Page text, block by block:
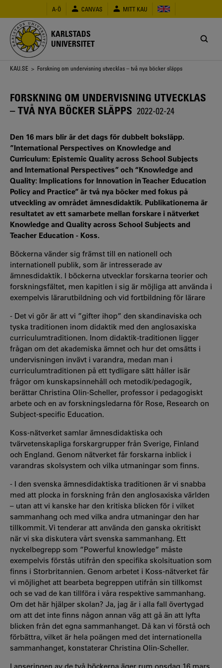
huvudinnehåll
A-Ö CANVAS MITT KAU
KARLSTADS
UNIVERSITET
Länkstig
KAU.SE > Forskning om undervisning utvecklas – två nya böcker släpps
FORSKNING OM UNDERVISNING UTVECKLAS
– TVÅ NYA BÖCKER SLÄPPS 2022-02-24
Den 16 mars blir är det dags för dubbelt boksläpp.
”International Perspectives on Knowledge and
Curriculum: Epistemic Quality across School Subjects
and International Perspectives” och “Knowledge and
Quality: Implications for Innovation in Teacher Education
Policy and Practice” är två nya böcker med fokus på
utveckling av området ämnesdidaktik. Publikationerna är
resultatet av ett samarbete mellan forskare i nätverket
Knowledge and Quality across School Subjects and
Teacher Education - Koss.
Böckerna vänder sig främst till en nationell och
internationell publik, som är intresserade av
ämnesdidaktik. I böckerna utvecklar forskarna teorier och
forskningsfältet, men kapitlen i sig är möjliga att använda i
exempelvis lärarutbildning och vid fortbildning för lärare
- Det vi gör är att vi ”gifter ihop” den skandinaviska och
tyska traditionen inom didaktik med den anglosaxiska
curriculumtraditionen. Inom didaktik-traditionen ligger
frågan om det akademiska ämnet och hur det omsätts i
undervisningen invävt i varandra, medan man i
curriculumtraditionen på ett tydligare sätt håller isär
frågor om kunskapsinnehåll och metodik/pedagogik,
berättar Christina Olin-Scheller, professor i pedagogiskt
arbete och en av forskningsledarna för Rose, Research on
Subject-specific Education.
Koss-nätverket samlar ämnesdidaktiska och
tvärvetenskapliga forskargrupper från Sverige, Finland
och England. Genom nätverket får forskarna inblick i
varandras skolsystem och vilka utmaningar som finns.
- I den svenska ämnesdidaktiska traditionen är vi snabba
med att plocka in forskning från den anglosaxiska världen
– utan att vi kanske har den kritiska blicken för i vilket
sammanhang och med vilka andra utmaningar den har
tillkommit. Vi tenderar att använda den ganska okritiskt
när vi ska diskutera vårt svenska sammanhang. Ett
nyckelbegrepp som ”Powerful knowledge” måste
exempelvis förstås utifrån den specifika skolsituation som
finns i Storbritannien. Genom arbetet i Koss-nätverket får
vi möjlighet att bearbeta begreppen utifrån sin tillkomst
och se vad de kan tillföra i våra respektive sammanhang.
Om det här hjälper skolan? Ja, jag är i alla fall övertygad
om att det inte finns någon annan väg att gå än att lyfta
blicken från det egna sammanhanget. Då kan vi förstå och
förbättra, vilket är hela poängen med det internationella
sammanhanget, konstaterar Christina Olin-Scheller.
Lanseringen av de två böckerna äger rum onsdag 16 mars